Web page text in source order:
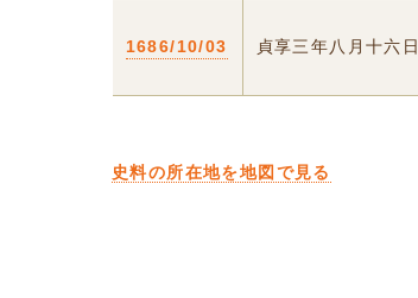
1686/10/03 貞享三年八月十六日
史料の所在地を地図で見る